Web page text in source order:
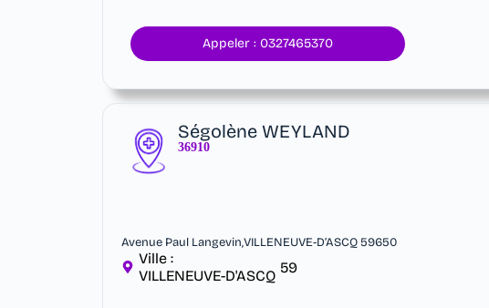
Appeler : 0327465370
Ségolène WEYLAND
36910
Avenue Paul Langevin,VILLENEUVE-D’ASCQ 59650
Ville :
VILLENEUVE-D'ASCQ 59